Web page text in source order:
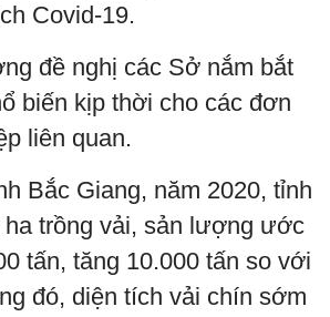
Covid-19.
đề nghị các Sở nắm bắt
biến kịp thời cho các đơn
liên quan.
Bắc Giang, năm 2020, tỉnh
ha trồng vải, sản lượng ước
tấn, tăng 10.000 tấn so với
đó, diện tích vải chín sớm